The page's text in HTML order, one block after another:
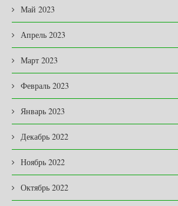
Май 2023
Апрель 2023
Март 2023
Февраль 2023
Январь 2023
Декабрь 2022
Ноябрь 2022
Октябрь 2022